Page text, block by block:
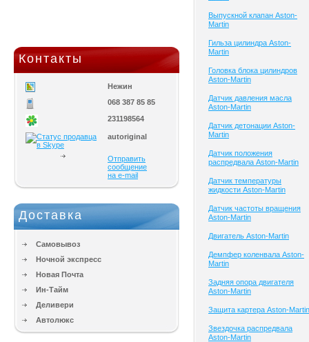
Контакты
Нежин
068 387 85 85
231198564
autoriginal
Отправить
сообщение
на e-mail
Доставка
Самовывоз
Ночной экспресс
Новая Почта
Ин-Тайм
Деливери
Автолюкс
Выпускной клапан Aston-
Martin
Гильза цилиндра Aston-
Martin
Головка блока цилиндров
Aston-Martin
Датчик давления масла
Aston-Martin
Датчик детонации Aston-
Martin
Датчик положения
распредвала Aston-Martin
Датчик температуры
жидкости Aston-Martin
Датчик частоты вращения
Aston-Martin
Двигатель Aston-Martin
Демпфер коленвала Aston-
Martin
Задняя опора двигателя
Aston-Martin
Защита картера Aston-Martin
Звездочка распредвала
Aston-Martin